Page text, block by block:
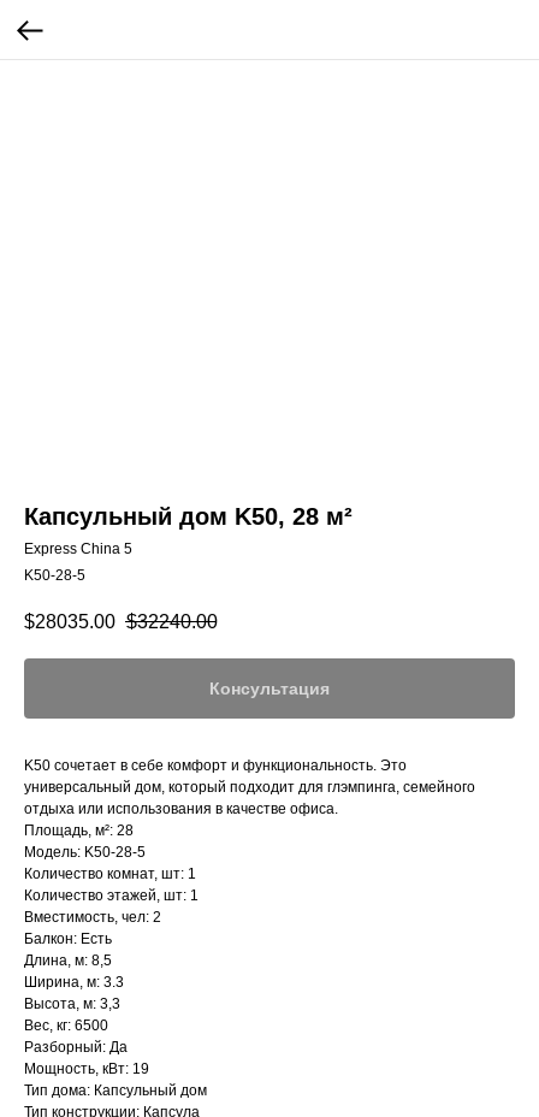
Капсульный дом K50, 28 м²
Express China 5
K50-28-5
$28035.00 $32240.00
Консультация
K50 сочетает в себе комфорт и функциональность. Это
универсальный дом, который подходит для глэмпинга, семейного
отдыха или использования в качестве офиса.
Площадь, м²: 28
Модель: K50-28-5
Количество комнат, шт: 1
Количество этажей, шт: 1
Вместимость, чел: 2
Балкон: Eсть
Длина, м: 8,5
Ширина, м: 3.3
Высота, м: 3,3
Вес, кг: 6500
Разборный: Да
Мощность, кВт: 19
Тип дома: Капсульный дом
Тип конструкции: Капсула